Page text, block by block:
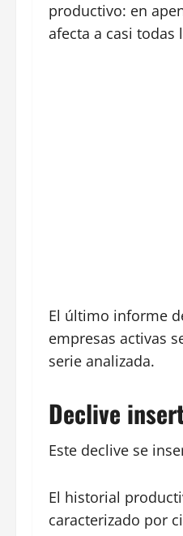
productivo: en
afecta a casi todas
El último informe
empresas activas
serie analizada.
Declive
Este declive se
El historial
caracterizado por